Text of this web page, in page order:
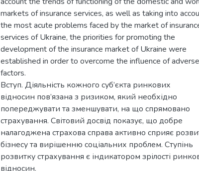
markets of insurance services, as well as taking into
the most acute problems faced by the market of
services of Ukraine, the priorities for promoting the
development of the insurance market of Ukraine were
established in order to overcome the influence of adverse
factors.
Вступ. Діяльність кожного суб’єкта ринкових
відносин пов’язана з ризиком, який необхідно
попереджувати та зменшувати, на що спрямовано
страхування. Світовий досвід показує, що добре
налагоджена страхова справа активно сприяє
бізнесу та вирішенню соціальних проблем. Ступінь
розвитку страхування є індикатором зрілості
відносин.